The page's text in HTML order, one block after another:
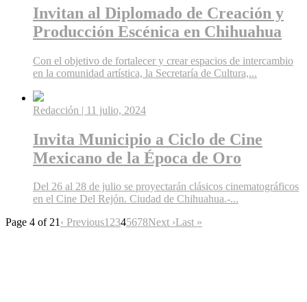
Invitan al Diplomado de Creación y
Producción Escénica en Chihuahua
Con el objetivo de fortalecer y crear espacios de intercambio
en la comunidad artística, la Secretaría de Cultura,...
Redacción | 11 julio, 2024
Invita Municipio a Ciclo de Cine
Mexicano de la Época de Oro
Del 26 al 28 de julio se proyectarán clásicos cinematográficos
en el Cine Del Rejón. Ciudad de Chihuahua.-...
Page 4 of 21‹ Previous12345678Next ›Last »